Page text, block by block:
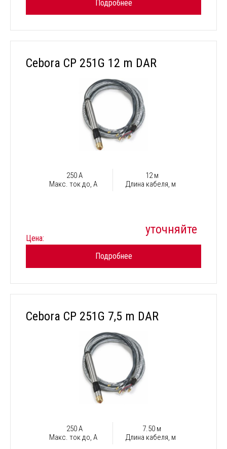
Подробнее
Cebora CP 251G 12 m DAR
250 А
Макс. ток до, А
12 м
Длина кабеля, м
Цена:
уточняйте
Подробнее
Cebora CP 251G 7,5 m DAR
250 А
Макс. ток до, А
7.50 м
Длина кабеля, м